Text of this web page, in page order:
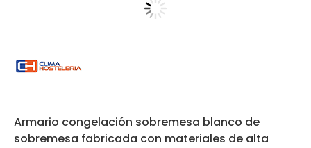
Armario congelación sobremesa blanco de
sobremesa fabricada con materiales de alta